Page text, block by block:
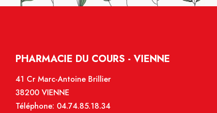
PHARMACIE DU COURS - VIENNE
41 Cr Marc-Antoine Brillier
38200 VIENNE
Téléphone: 04.74.85.18.34